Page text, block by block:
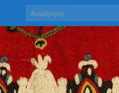
Search for: